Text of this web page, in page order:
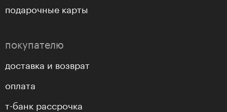
подарочные карты
покупателю
доставка и возврат
оплата
т-банк рассрочка